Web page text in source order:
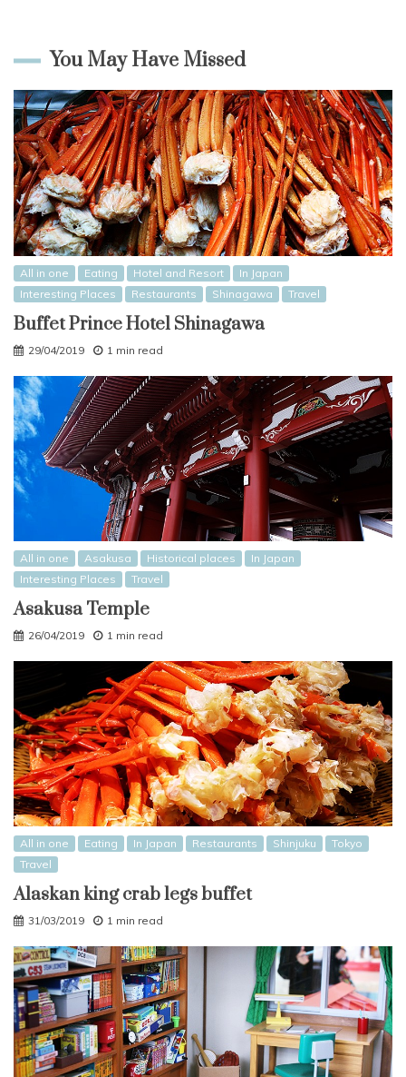
You May Have Missed
All in one Eating Hotel and Resort
In Japan
Interesting Places
Restaurants Shinagawa Travel
Buffet Prince Hotel Shinagawa
29/04/2019 1 min read
All in one Asakusa Historical places
In Japan
Interesting Places
Travel
Asakusa Temple
26/04/2019 1 min read
All in one Eating In Japan Restaurants Shinjuku
Tokyo
Travel
Alaskan king crab legs buffet
31/03/2019 1 min read